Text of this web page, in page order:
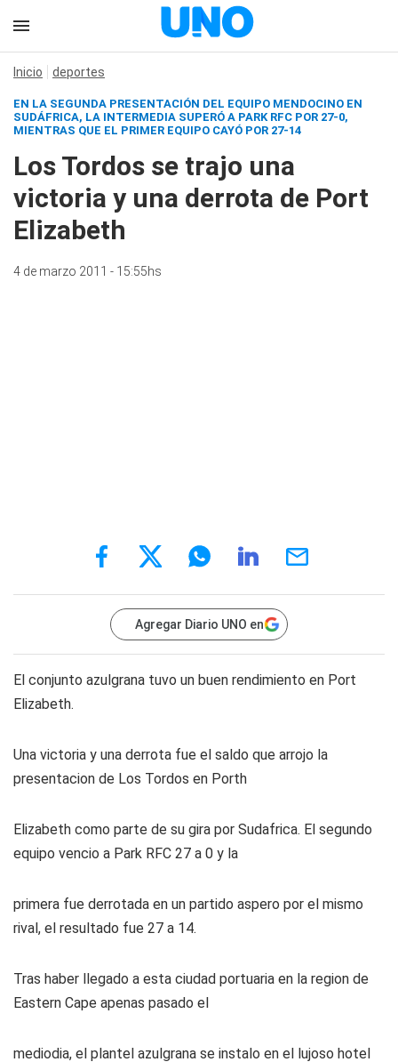
Inicio deportes
EN LA SEGUNDA PRESENTACIÓN DEL EQUIPO MENDOCINO EN
SUDÁFRICA, LA INTERMEDIA SUPERÓ A PARK RFC POR 27-0,
MIENTRAS QUE EL PRIMER EQUIPO CAYÓ POR 27-14
Los Tordos se trajo una
victoria y una derrota de Port
Elizabeth
4 de marzo 2011 - 15:55hs
Agregar Diario UNO en
El conjunto azulgrana tuvo un buen rendimiento en Port
Elizabeth.
Una victoria y una derrota fue el saldo que arrojo la
presentacion de Los Tordos en Porth
Elizabeth como parte de su gira por Sudafrica. El segundo
equipo vencio a Park RFC 27 a 0 y la
primera fue derrotada en un partido aspero por el mismo
rival, el resultado fue 27 a 14.
Tras haber llegado a esta ciudad portuaria en la region de
Eastern Cape apenas pasado el
mediodia, el plantel azulgrana se instalo en el lujoso hotel